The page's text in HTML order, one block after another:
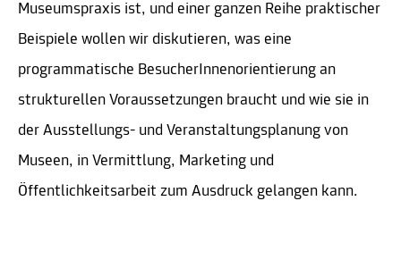
Museumspraxis ist, und einer ganzen Reihe praktischer
Beispiele wollen wir diskutieren, was eine
programmatische BesucherInnenorientierung an
strukturellen Voraussetzungen braucht und wie sie in
der Ausstellungs- und Veranstaltungsplanung von
Museen, in Vermittlung, Marketing und
Öffentlichkeitsarbeit zum Ausdruck gelangen kann.